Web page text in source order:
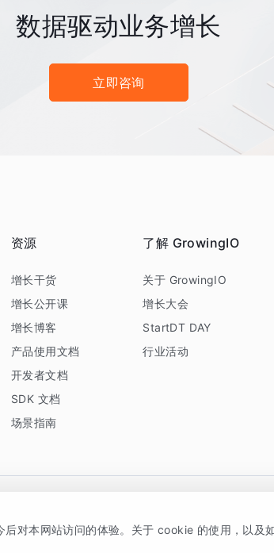
数据驱动业务增长
立即咨询
资源
增长干货
增长公开课
增长博客
产品使用文档
开发者文档
SDK 文档
场景指南
了解 GrowingIO
关于 GrowingIO
增长大会
StartDT DAY
行业活动
对本网站访问的体验。关于 cookie 的使用，以及